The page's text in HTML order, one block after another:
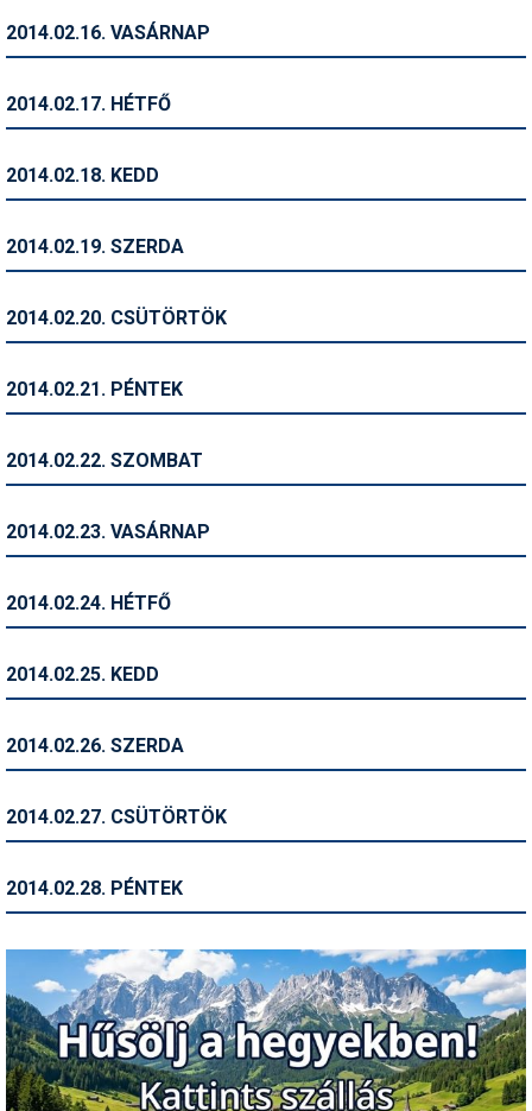
Síszerviz
Snowboard
Szakértők
Telemark
Történelem
Utazási tippek
2014.02.16. VASÁRNAP
2014.02.17. HÉTFŐ
2014.02.18. KEDD
2014.02.19. SZERDA
2014.02.20. CSÜTÖRTÖK
2014.02.21. PÉNTEK
2014.02.22. SZOMBAT
2014.02.23. VASÁRNAP
2014.02.24. HÉTFŐ
2014.02.25. KEDD
2014.02.26. SZERDA
2014.02.27. CSÜTÖRTÖK
2014.02.28. PÉNTEK